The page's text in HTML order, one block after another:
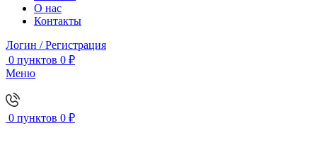
О нас
Контакты
Логин / Регистрация
0 пунктов 0 ₽
Меню
0 пунктов 0 ₽